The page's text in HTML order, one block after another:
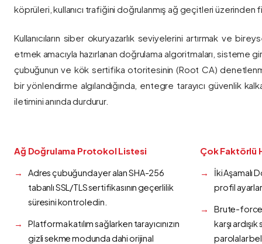
köprüleri, kullanıcı trafiğini doğrulanmış ağ geçitleri üzerinden
Kullanıcıların siber okuryazarlık seviyelerini artırmak ve
etmek amacıyla hazırlanan doğrulama algoritmaları, sisteme
çubuğunun ve kök sertifika otoritesinin (Root CA)
bir yönlendirme algılandığında, entegre tarayıcı güvenlik
iletimini anında durdurur.
Ağ Doğrulama Protokol Listesi
Adres çubuğunda yer alan SHA-256
tabanlı SSL/TLS sertifikasının geçerlilik
süresini kontrol edin.
Platforma katılım sağlarken tarayıcınızın
gizli sekme modunda dahi orijinal
Çok Faktörlü
İki Aşamalı
profil
Brute-force
karşı
parolalar